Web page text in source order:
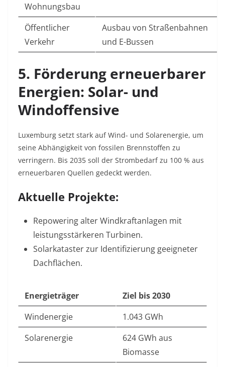
Wohnungsbau
Öffentlicher
Verkehr
Ausbau von Straßenbahnen
und E-Bussen
5. Förderung erneuerbarer
Energien: Solar- und
Windoffensive
Luxemburg setzt stark auf Wind- und Solarenergie, um
seine Abhängigkeit von fossilen Brennstoffen zu
verringern. Bis 2035 soll der Strombedarf zu 100 % aus
erneuerbaren Quellen gedeckt werden.
Aktuelle Projekte:
Repowering alter Windkraftanlagen mit
leistungsstärkeren Turbinen.
Solarkataster zur Identifizierung geeigneter
Dachflächen.
Energieträger
Ziel bis 2030
Windenergie
1.043 GWh
Solarenergie
624 GWh aus
Biomasse